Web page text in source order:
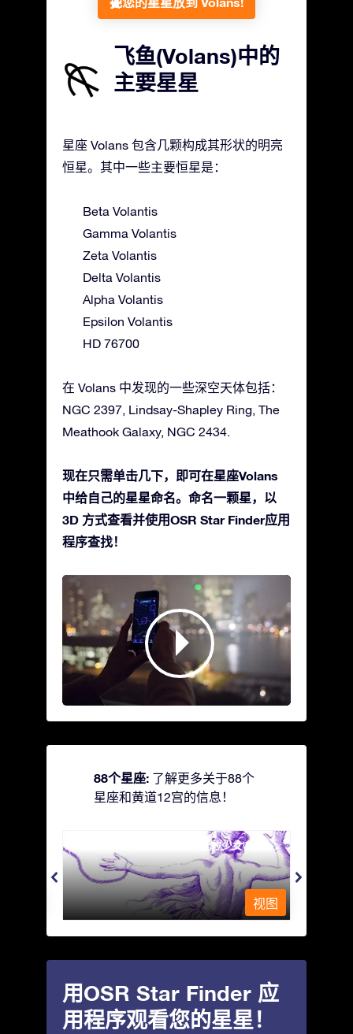
飞鱼(Volans)中的
主要星星
星座 Volans 包含几颗构成其形状的明亮
恒星。其中一些主要恒星是：
Beta Volantis
Gamma Volantis
Zeta Volantis
Delta Volantis
Alpha Volantis
Epsilon Volantis
HD 76700
在 Volans 中发现的一些深空天体包括：
NGC 2397, Lindsay-Shapley Ring, The
Meathook Galaxy, NGC 2434.
现在只需单击几下，即可在星座Volans
中给自己的星星命名。命名一颗星，以
3D 方式查看并使用OSR Star Finder应用
程序查找！
88个星座: 了解更多关于88个
星座和黄道12宫的信息！
Andromeda - 被铁链锁着的少女
视图
用OSR Star Finder 应
用程序观看您的星星！